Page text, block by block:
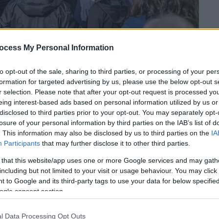
My Personal Information
opt-out of the sale, sharing to third parties, or processing of your
for targeted advertising by us, please use the below opt-out
selection. Please note that after your opt-out request is processed
interest-based ads based on personal information utilized by us
to third parties prior to your opt-out. You may separately
of your personal information by third parties on the IAB’s list of
This information may also be disclosed by us to third parties on the
Participants that may further disclose it to other third parties.
that this website/app uses one or more Google services and may
but not limited to your visit or usage behaviour. You may
to Google and its third-party tags to use your data for below
consent section.
Data Processing Opt Outs
το ΕΘΝΟΣ στη Google
όλη την Ελλάδα. Σύντομα αναμένεται να
της Pfizer, που θα χορηγούνται στα
ετών.
τωνραντεβού